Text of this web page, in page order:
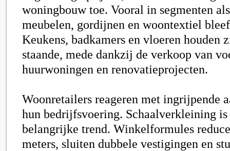
woningbouw toe. Vooral in segmenten
meubelen, gordijnen en woontextiel
Keukens, badkamers en vloeren houden
staande, mede dankzij de verkoop van
huurwoningen en renovatieprojecten.
Woonretailers reageren met ingrijpende
hun bedrijfsvoering. Schaalverkleining is
belangrijke trend. Winkelformules
meters, sluiten dubbele vestigingen en